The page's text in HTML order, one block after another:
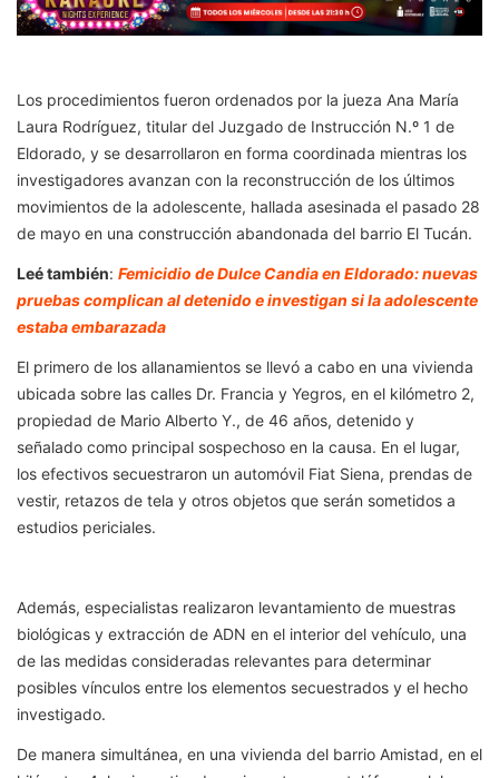
Los procedimientos fueron ordenados por la jueza Ana María
Laura Rodríguez, titular del Juzgado de Instrucción N.º 1 de
Eldorado, y se desarrollaron en forma coordinada mientras los
investigadores avanzan con la reconstrucción de los últimos
movimientos de la adolescente, hallada asesinada el pasado 28
de mayo en una construcción abandonada del barrio El Tucán.
Leé también: Femicidio de Dulce Candia en Eldorado: nuevas
pruebas complican al detenido e investigan si la adolescente
estaba embarazada
El primero de los allanamientos se llevó a cabo en una vivienda
ubicada sobre las calles Dr. Francia y Yegros, en el kilómetro 2,
propiedad de Mario Alberto Y., de 46 años, detenido y
señalado como principal sospechoso en la causa. En el lugar,
los efectivos secuestraron un automóvil Fiat Siena, prendas de
vestir, retazos de tela y otros objetos que serán sometidos a
estudios periciales.
Además, especialistas realizaron levantamiento de muestras
biológicas y extracción de ADN en el interior del vehículo, una
de las medidas consideradas relevantes para determinar
posibles vínculos entre los elementos secuestrados y el hecho
investigado.
De manera simultánea, en una vivienda del barrio Amistad, en el